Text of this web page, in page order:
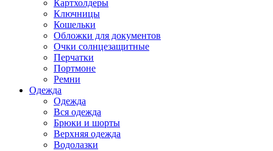
Картхолдеры
Ключницы
Кошельки
Обложки для документов
Очки солнцезащитные
Перчатки
Портмоне
Ремни
Одежда
Одежда
Вся одежда
Брюки и шорты
Верхняя одежда
Водолазки